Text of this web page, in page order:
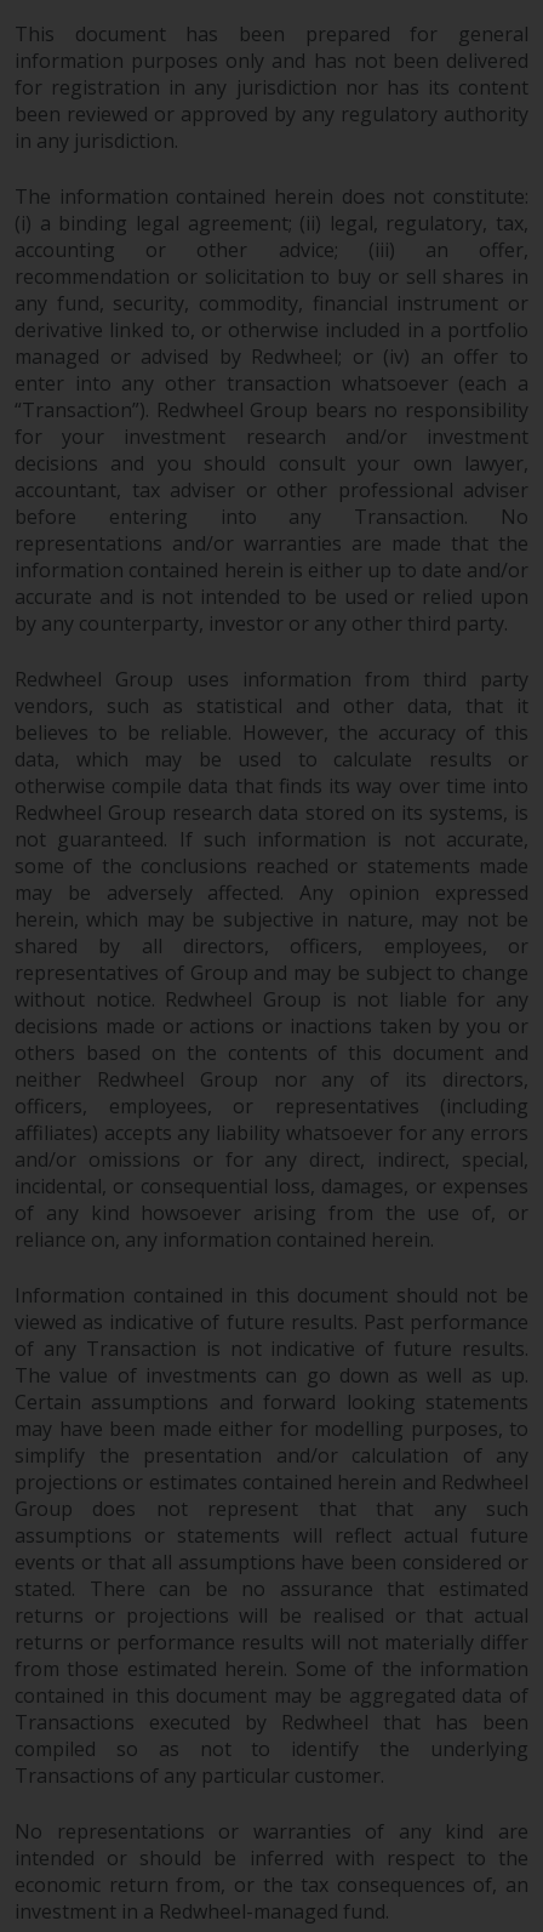
Dienstleistungen darstellen, die
von Redwheel oder einem seiner
verbundenen Unternehmen
bereitgestellt werden, und darf
einer Anlageentscheidung
herangezogen werden. Diese
Website bietet keine spezifische
Anlageberatung und
berücksichtigt nicht die
Anlagebedürfnisse eines
bestimmten Anlegers oder
bestimmter Anleger.
Nichts auf dieser Website sollte
als Anlage-, Steuer-, Rechts- oder
sonstige Beratung ausgelegt
werden.
Die frühere Wertentwicklung
eines von Redwheel verwalteten
Fonds ist kein Hinweis auf die
zukünftige Wertentwicklung. Der
Wert von Wertpapieren und die
daraus erzielten Erträge können
sowohl fallen als auch steigen.
Mit Investitionen in die von
Redwheel und seinen
verbundenen Unternehmen
angebotenen Produkte und
Dienstleistungen sind erhebliche
Risiken verbunden.
Wechselkursschwankungen
können sich positiv oder negativ
auf den Wert von auf
Fremdwährungen lautenden
Finanzinstrumenten auswirken.
Bestimmte Anlagen,
und Emerging Markets,
beinhalten ein
überdurchschnittliches Risiko und
sind als langfristig anzusehen.
Derivative Instrumente können
mit einem hohen Risiko
verbunden sein. Unterschiedliche
Arten von Fonds oder Anlagen
weisen unterschiedliche
Risikograde auf.
Änderungen am Inhalt
Die auf dieser Website
enthaltenen Informationen
werden so wie sie sind zur
Verfügung gestellt, können ohne
Vorankündigung geändert
werden und es wird keine
Garantie hinsichtlich ihrer
This document has been prepared for general
information purposes only and has not been delivered
for registration in any jurisdiction nor has its content
been reviewed or approved by any regulatory authority
in any jurisdiction.
The information contained herein does not constitute:
(i) a binding legal agreement; (ii) legal, regulatory, tax,
accounting or other advice; (iii) an offer,
recommendation or solicitation to buy or sell shares in
any fund, security, commodity, financial instrument or
derivative linked to, or otherwise included in a portfolio
managed or advised by Redwheel; or (iv) an offer to
enter into any other transaction whatsoever (each a
“Transaction”). Redwheel Group bears no responsibility
for your investment research and/or investment
decisions and you should consult your own lawyer,
accountant, tax adviser or other professional adviser
before entering into any Transaction. No
representations and/or warranties are made that the
information contained herein is either up to date and/or
accurate and is not intended to be used or relied upon
by any counterparty, investor or any other third party.
Redwheel Group uses information from third party
vendors, such as statistical and other data, that it
believes to be reliable. However, the accuracy of this
data, which may be used to calculate results or
otherwise compile data that finds its way over time into
Redwheel Group research data stored on its systems, is
not guaranteed. If such information is not accurate,
some of the conclusions reached or statements made
may be adversely affected. Any opinion expressed
herein, which may be subjective in nature, may not be
shared by all directors, officers, employees, or
representatives of Group and may be subject to change
without notice. Redwheel Group is not liable for any
decisions made or actions or inactions taken by you or
others based on the contents of this document and
neither Redwheel Group nor any of its directors,
officers, employees, or representatives (including
affiliates) accepts any liability whatsoever for any errors
and/or omissions or for any direct, indirect, special,
incidental, or consequential loss, damages, or expenses
of any kind howsoever arising from the use of, or
reliance on, any information contained herein.
Information contained in this document should not be
viewed as indicative of future results. Past performance
of any Transaction is not indicative of future results.
The value of investments can go down as well as up.
Certain assumptions and forward looking statements
may have been made either for modelling purposes, to
simplify the presentation and/or calculation of any
projections or estimates contained herein and Redwheel
Group does not represent that that any such
assumptions or statements will reflect actual future
events or that all assumptions have been considered or
stated. There can be no assurance that estimated
returns or projections will be realised or that actual
returns or performance results will not materially differ
from those estimated herein. Some of the information
contained in this document may be aggregated data of
Transactions executed by Redwheel that has been
compiled so as not to identify the underlying
Transactions of any particular customer.
No representations or warranties of any kind are
intended or should be inferred with respect to the
economic return from, or the tax consequences of, an
investment in a Redwheel-managed fund.